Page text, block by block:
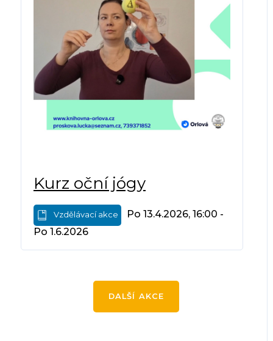
Kurz oční jógy
Vzdělávací akce
Po 13.4.2026, 16:00 -
Po 1.6.2026
DALŠÍ AKCE